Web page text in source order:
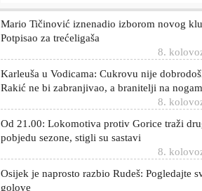
Mario Tičinović iznenadio izborom novog
Potpisao za trećeligaša
Karleuša u Vodicama: Cukrovu nije
Rakić ne bi zabranjivao, a branitelji na
8.
Od 21.00: Lokomotiva protiv Gorice traži
pobjedu sezone, stigli su sastavi
Osijek je naprosto razbio Rudeš: Pogledajte
golove